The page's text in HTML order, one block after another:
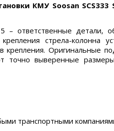
КМУ Soosan SCS333
– ответственные
стрела-колонна
Оригинальные
точно выверенные
транспортными